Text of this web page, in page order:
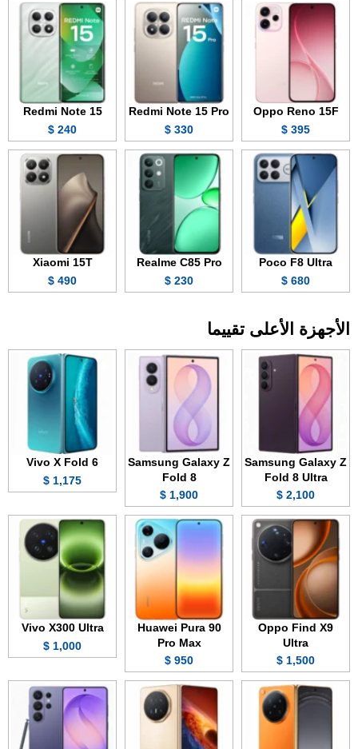
Oppo Reno 15F
395 $
Redmi Note 15 Pro
330 $
Redmi Note 15
240 $
Poco F8 Ultra
680 $
Realme C85 Pro
230 $
Xiaomi 15T
490 $
الأجهزة الأعلى تقييما
Samsung Galaxy Z
Fold 8 Ultra
2,100 $
Samsung Galaxy Z
Fold 8
1,900 $
Vivo X Fold 6
1,175 $
Oppo Find X9
Ultra
1,500 $
Huawei Pura 90
Pro Max
950 $
Vivo X300 Ultra
1,000 $